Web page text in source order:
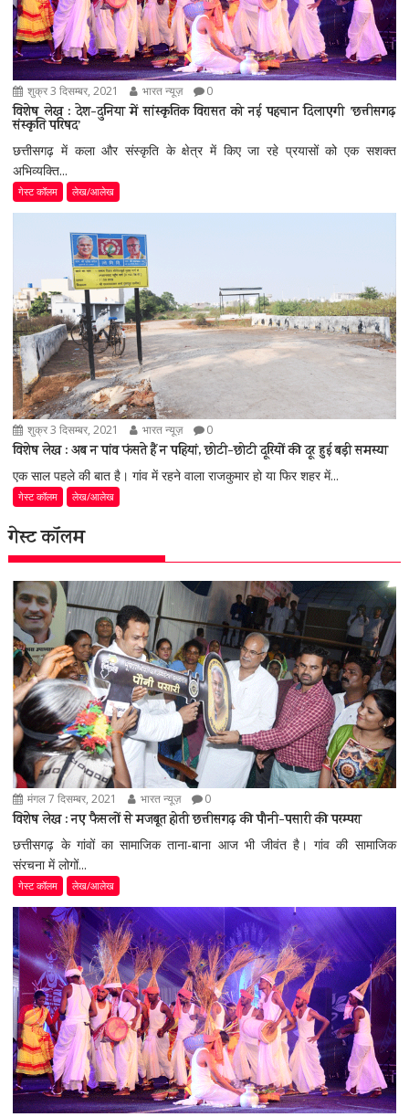
शुक्र 3 दिसम्बर, 2021 भारत न्यूज़ 0
विशेष लेख : देश-दुनिया में सांस्कृतिक विरासत को नई पहचान दिलाएगी ’छत्तीसगढ़
संस्कृति परिषद’
छत्तीसगढ़ में कला और संस्कृति के क्षेत्र में किए जा रहे प्रयासों को एक सशक्त
अभिव्यक्ति...
गेस्ट कॉलम लेख/आलेख
शुक्र 3 दिसम्बर, 2021 भारत न्यूज़ 0
विशेष लेख : अब न पांव फंसते हैं न पहियां, छोटी-छोटी दूरियों की दूर हुई बड़ी समस्या
एक साल पहले की बात है। गांव में रहने वाला राजकुमार हो या फिर शहर में...
गेस्ट कॉलम लेख/आलेख
गेस्ट कॉलम
मंगल 7 दिसम्बर, 2021 भारत न्यूज़ 0
विशेष लेख : नए फैसलों से मजबूत होती छत्तीसगढ़ की पौनी-पसारी की परम्परा
छत्तीसगढ़ के गांवों का सामाजिक ताना-बाना आज भी जीवंत है। गांव की सामाजिक
संरचना में लोगों...
गेस्ट कॉलम लेख/आलेख